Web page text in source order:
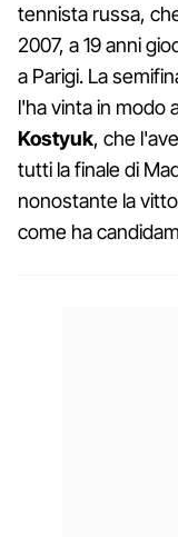
tennista russa,
2007, a 19 anni
a Parigi. La
l'ha vinta in modo
Kostyuk, che
tutti la finale di
nonostante la
come ha